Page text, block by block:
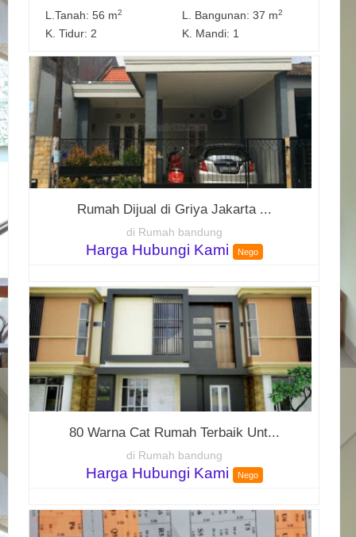
L.Tanah: 56 m2 L. Bangunan: 37 m2
K. Tidur: 2 K. Mandi: 1
Rumah Dijual di Griya Jakarta ...
di Rumah bandung
Harga Hubungi Kami Nego
80 Warna Cat Rumah Terbaik Unt...
di Rumah bandung
Harga Hubungi Kami Nego